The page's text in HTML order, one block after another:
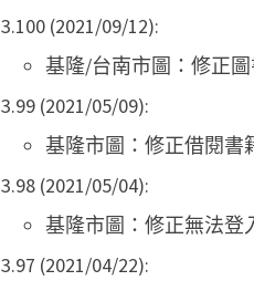
3.100 (2021/09/12):
基隆/台南市圖：修正
3.99 (2021/05/09):
基隆市圖：修正借閱書
3.98 (2021/05/04):
基隆市圖：修正無法登
3.97 (2021/04/22):